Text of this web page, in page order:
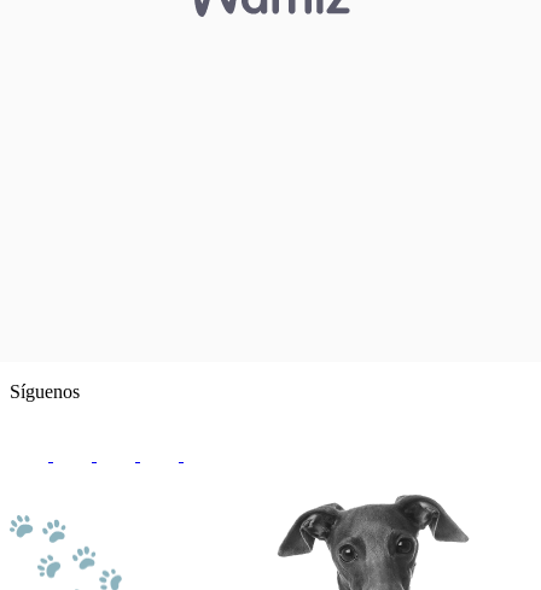
Síguenos